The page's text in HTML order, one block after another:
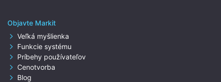
Objavte Markit
Veľká myšlienka
Funkcie systému
Príbehy používateľov
Cenotvorba
Blog